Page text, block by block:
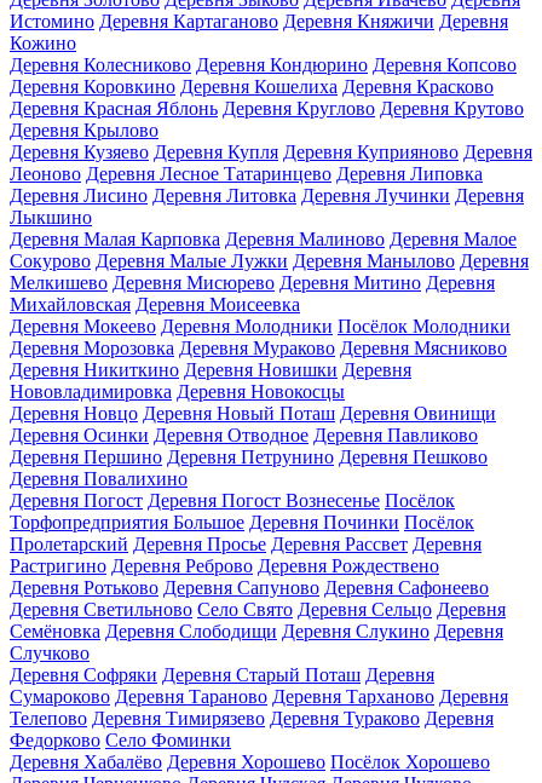
Истомино Деревня Картаганово Деревня Княжичи Деревня
Кожино
Деревня Колесниково Деревня Кондюрино Деревня Копсово
Деревня Коровкино Деревня Кошелиха Деревня Красково
Деревня Красная Яблонь Деревня Круглово Деревня Крутово
Деревня Крылово
Деревня Кузяево Деревня Купля Деревня Куприяново Деревня
Леоново Деревня Лесное Татаринцево Деревня Липовка
Деревня Лисино Деревня Литовка Деревня Лучинки Деревня
Лыкшино
Деревня Малая Карповка Деревня Малиново Деревня Малое
Сокурово Деревня Малые Лужки Деревня Манылово Деревня
Мелкишево Деревня Мисюрево Деревня Митино Деревня
Михайловская Деревня Моисеевка
Деревня Мокеево Деревня Молодники Посёлок Молодники
Деревня Морозовка Деревня Мураково Деревня Мясниково
Деревня Никиткино Деревня Новишки Деревня
Нововладимировка Деревня Новокосцы
Деревня Новцо Деревня Новый Поташ Деревня Овинищи
Деревня Осинки Деревня Отводное Деревня Павликово
Деревня Першино Деревня Петрунино Деревня Пешково
Деревня Повалихино
Деревня Погост Деревня Погост Вознесенье Посёлок
Торфопредприятия Большое Деревня Починки Посёлок
Пролетарский Деревня Просье Деревня Рассвет Деревня
Растригино Деревня Реброво Деревня Рождествено
Деревня Ротьково Деревня Сапуново Деревня Сафонеево
Деревня Светильново Село Свято Деревня Сельцо Деревня
Семёновка Деревня Слободищи Деревня Слукино Деревня
Случково
Деревня Софряки Деревня Старый Поташ Деревня
Сумароково Деревня Тараново Деревня Тарханово Деревня
Телепово Деревня Тимирязево Деревня Тураково Деревня
Федорково Село Фоминки
Деревня Хабалёво Деревня Хорошево Посёлок Хорошево